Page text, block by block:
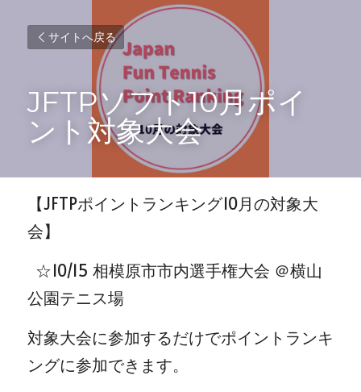
サイトへ戻る
JFTPソフト10月ポイ
ント対象大会
【JFTPポイントランキング10月の対象大
会】
公園テニス場
対象大会に参加するだけでポイントランキ
ングに参加できます。